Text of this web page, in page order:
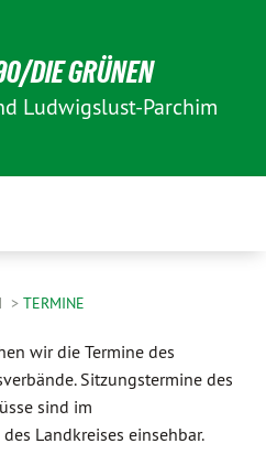
DIE GRÜNEN
Ludwigslust-Parchim
TERMINE
wir die Termine des
Sitzungstermine des
sind im
des Landkreises einsehbar.